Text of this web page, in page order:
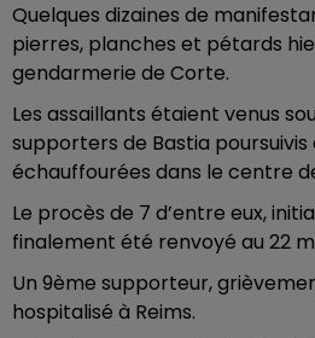
Quelques dizaines de
pierres, planches et pétards
gendarmerie de Corte.
Les assaillants étaient venus
supporters de Bastia poursuivis
échauffourées dans le centre
Le procès de 7 d’entre eux,
finalement été renvoyé au 22
Un 9ème supporteur,
hospitalisé à Reims.